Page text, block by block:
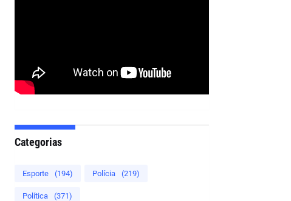
Categorias
Esporte (194) Polícia (219)
Política (371)